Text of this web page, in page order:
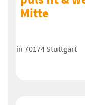
Mitte
in 70174 Stuttgart